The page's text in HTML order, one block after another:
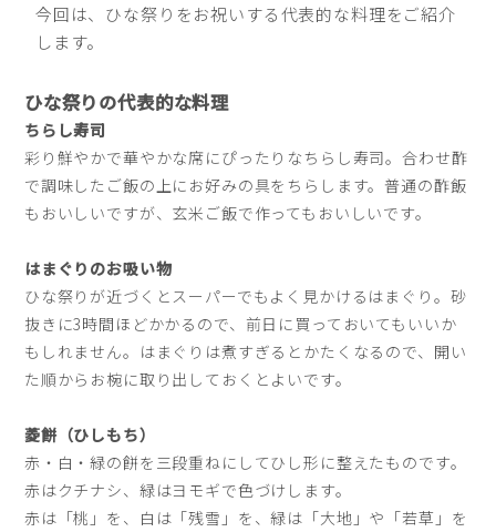
今回は、ひな祭りをお祝いする代表的な料理をご紹介
します。
ひな祭りの代表的な料理
ちらし寿司
彩り鮮やかで華やかな席にぴったりなちらし寿司。合わせ酢
で調味したご飯の上にお好みの具をちらします。普通の酢飯
もおいしいですが、玄米ご飯で作ってもおいしいです。
はまぐりのお吸い物
ひな祭りが近づくとスーパーでもよく見かけるはまぐり。砂
抜きに3時間ほどかかるので、前日に買っておいてもいいか
もしれません。はまぐりは煮すぎるとかたくなるので、開い
た順からお椀に取り出しておくとよいです。
菱餅（ひしもち）
赤・白・緑の餅を三段重ねにしてひし形に整えたものです。
赤はクチナシ、緑はヨモギで色づけします。
赤は「桃」を、白は「残雪」を、緑は「大地」や「若草」を